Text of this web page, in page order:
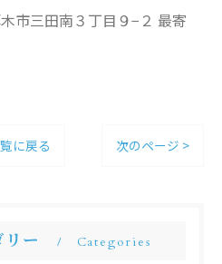
市三田南３丁目９−２ 最寄
に戻る 次のページ >
リー Categories